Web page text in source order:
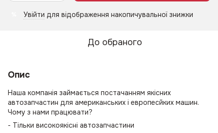
Увійти для відображення накопичувальної знижки
До обраного
Опис
Наша компанія займається постачанням якісних
автозапчастин для американських і европесйких машин.
Чому з нами працювати?
- Тільки високоякісні автозапчастини